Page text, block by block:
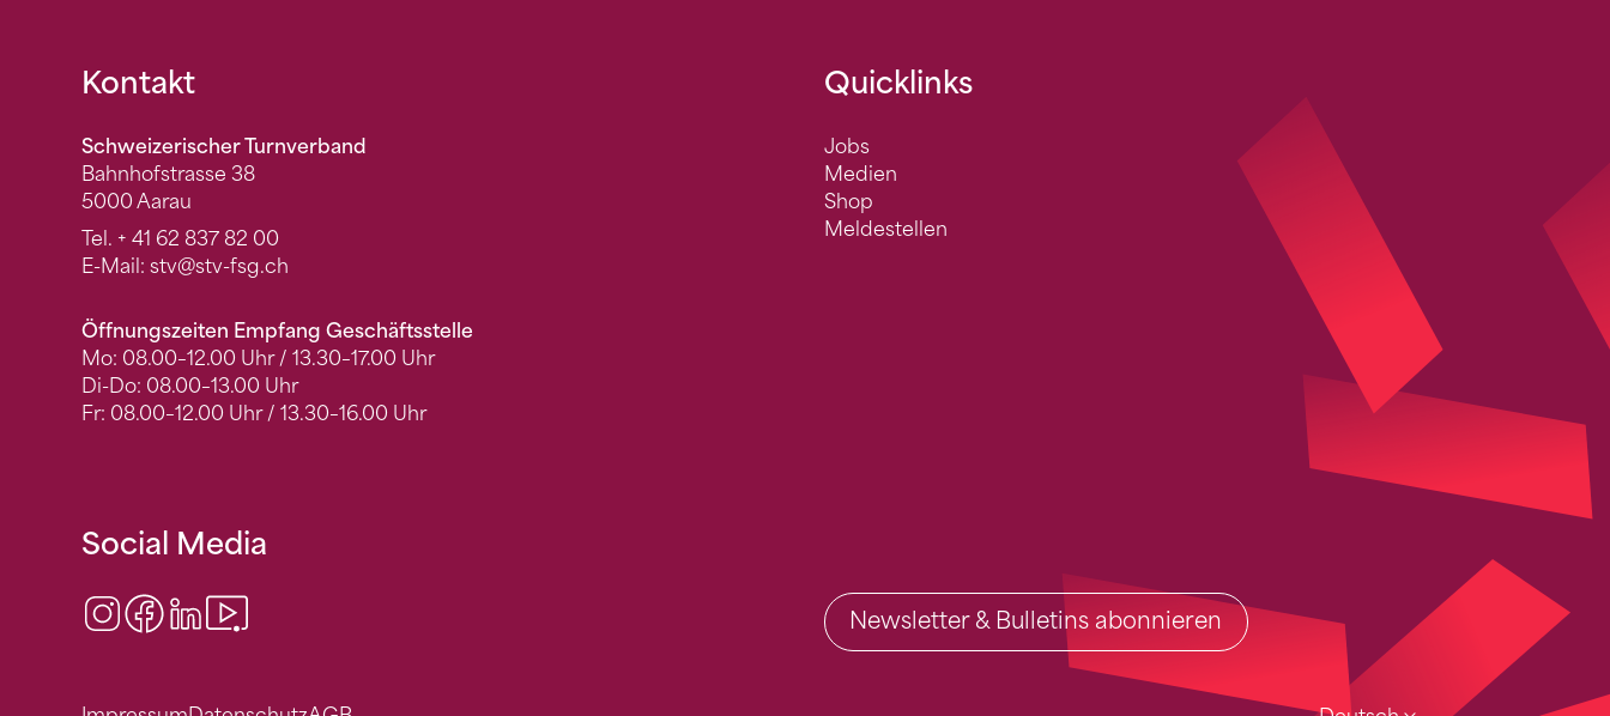
Fusszeile
Kontakt
Schweizerischer Turnverband
Bahnhofstrasse 38
5000 Aarau
Tel. + 41 62 837 82 00
E-Mail: stv@stv-fsg.ch
Öffnungszeiten Empfang Geschäftsstelle
Mo: 08.00–12.00 Uhr / 13.30–17.00 Uhr
Di-Do: 08.00–13.00 Uhr
Fr: 08.00–12.00 Uhr / 13.30–16.00 Uhr
Quicklinks
Jobs
Medien
Shop
Meldestellen
Social Media
Instagram
Facebook
LinkedIn Newsletter & Bulletins abonnieren